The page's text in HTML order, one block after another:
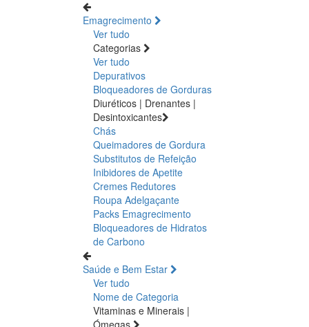
Emagrecimento
Ver tudo
Categorias
Ver tudo
Depurativos
Bloqueadores de Gorduras
Diuréticos | Drenantes |
Desintoxicantes
Chás
Queimadores de Gordura
Substitutos de Refeição
Inibidores de Apetite
Cremes Redutores
Roupa Adelgaçante
Packs Emagrecimento
Bloqueadores de Hidratos
de Carbono
Saúde e Bem Estar
Ver tudo
Nome de Categoria
Vitaminas e Minerais |
Ómegas